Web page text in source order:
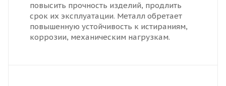
повысить прочность изделий, продлить
срок их эксплуатации. Металл обретает
повышенную устойчивость к истираниям,
коррозии, механическим нагрузкам.